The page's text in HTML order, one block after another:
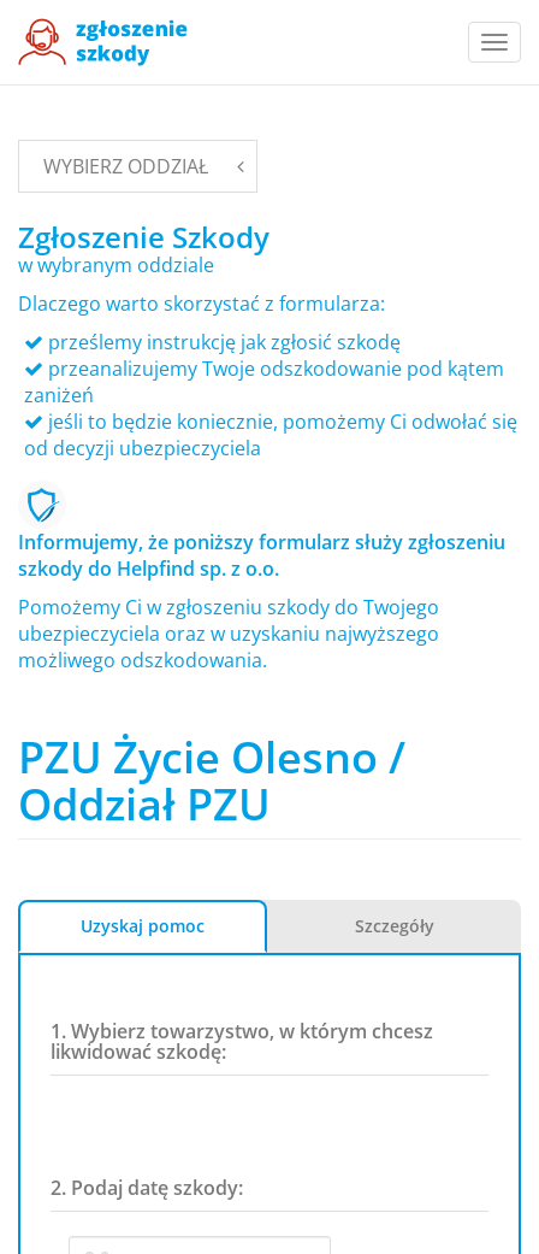
WYBIERZ ODDZIAŁ
Zgłoszenie Szkody
w wybranym oddziale
Dlaczego warto skorzystać z formularza:
prześlemy instrukcję jak zgłosić szkodę
przeanalizujemy Twoje odszkodowanie pod kątem
zaniżeń
jeśli to będzie koniecznie, pomożemy Ci odwołać się
od decyzji ubezpieczyciela
Informujemy, że poniższy formularz służy zgłoszeniu
szkody do Helpfind sp. z o.o.
Pomożemy Ci w zgłoszeniu szkody do Twojego
ubezpieczyciela oraz w uzyskaniu najwyższego
możliwego odszkodowania.
PZU Życie Olesno /
Oddział PZU
Uzyskaj pomoc Szczegóły
1. Wybierz towarzystwo, w którym chcesz
likwidować szkodę:
2. Podaj datę szkody: